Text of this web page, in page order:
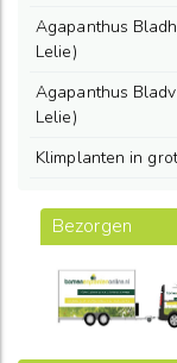
Agapanthus
Lelie)
Agapanthus
Lelie)
Klimplanten in
Bezorgen